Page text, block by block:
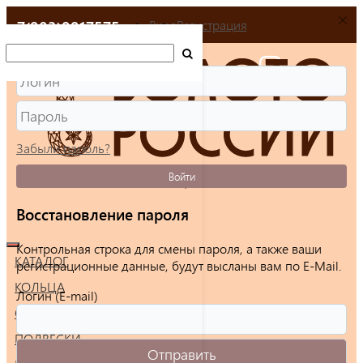
+7(903)9917575
КАТАЛОГ
КОЛЬЦА
СЕРЬГИ
ПОДВЕСКИ
ВходРегистрация
Забыли пароль?
Войти
Восстановление пароля
Контрольная строка для смены пароля, а также ваши
регистрационные данные, будут высланы вам по E-Mail.
Логин (E-mail)